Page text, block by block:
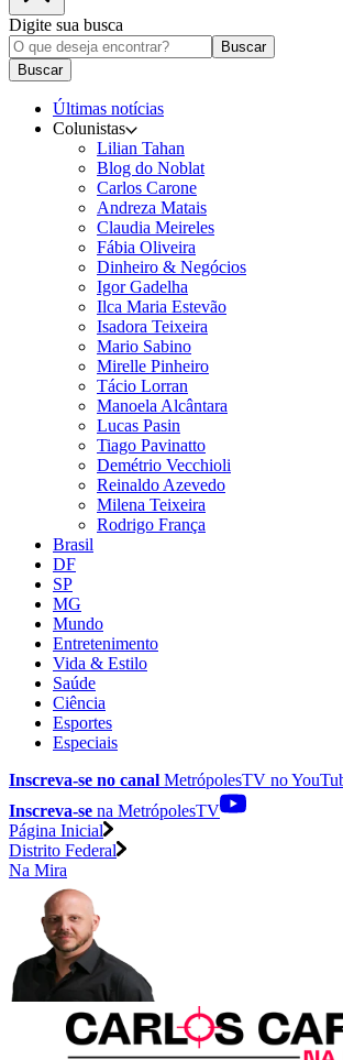
Digite sua busca
Buscar
Buscar
Últimas notícias
Colunistas
Lilian Tahan
Blog do Noblat
Carlos Carone
Andreza Matais
Claudia Meireles
Fábia Oliveira
Dinheiro & Negócios
Igor Gadelha
Ilca Maria Estevão
Isadora Teixeira
Mario Sabino
Mirelle Pinheiro
Tácio Lorran
Manoela Alcântara
Lucas Pasin
Tiago Pavinatto
Demétrio Vecchioli
Reinaldo Azevedo
Milena Teixeira
Rodrigo França
Brasil
DF
SP
MG
Mundo
Entretenimento
Vida & Estilo
Saúde
Ciência
Esportes
Especiais
Inscreva-se no canal MetrópolesTV no
Inscreva-se na MetrópolesTV
Página Inicial
Distrito Federal
Na Mira